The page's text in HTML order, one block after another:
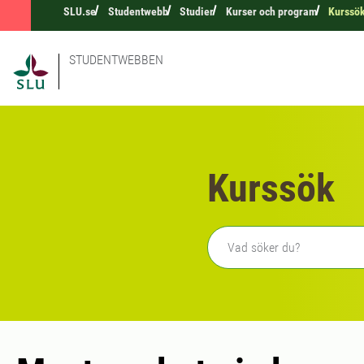
SLU.se Studentwebb Studier Kurser och program
STUDENTWEBBEN
Kurssök
Fritext sökning